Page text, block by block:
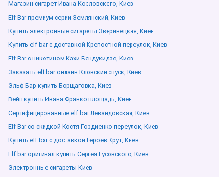
Магазин сигарет Ивана Козловского, Киев
Elf Bar премиум серии Землянский, Киев
Купить электронные сигареты Зверинецкая, Киев
Купить elf bar с доставкой Крепостной переулок, Киев
Elf Bar с никотином Кахи Бендукидзе, Киев
Заказать elf bar онлайн Кловский спуск, Киев
Эльф Бар купить Борщаговка, Киев
Вейп купить Ивана Франко площадь, Киев
Сертифицированные elf bar Левандовская, Киев
Elf Bar со скидкой Костя Гордиенко переулок, Киев
Купить elf bar с доставкой Героев Крут, Киев
Elf bar оригинал купить Сергея Гусовского, Киев
Электронные сигареты Киев